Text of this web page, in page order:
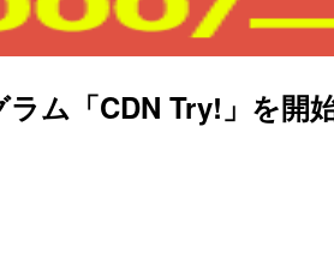
ム「CDN Try!」を開